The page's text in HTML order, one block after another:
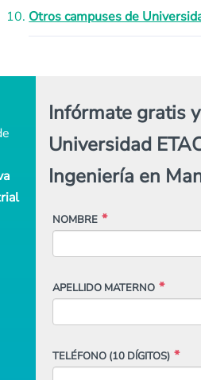
Otros campuses de
Infórmate gratis
Universidad
Ingeniería en
NOMBRE
APELLIDO MATERNO
TELÉFONO (10 DÍGITOS)